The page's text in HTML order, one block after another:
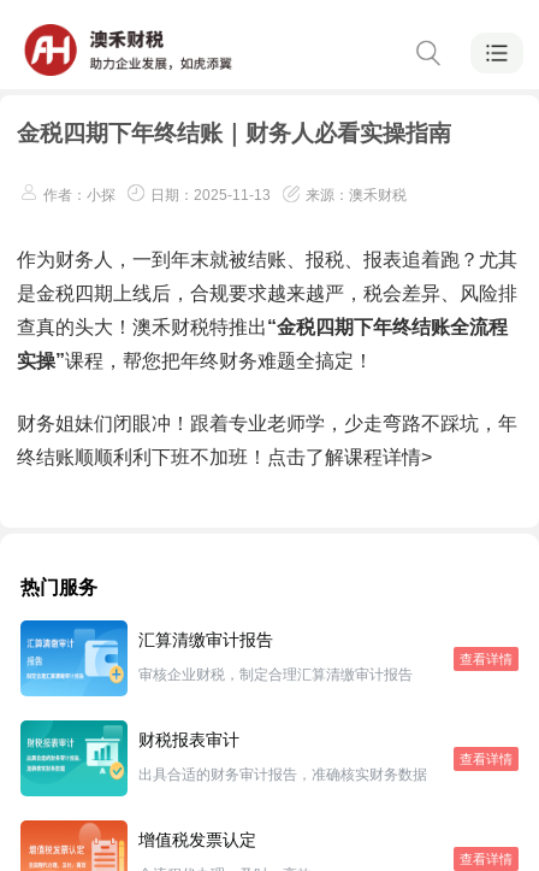
金税四期下年终结账｜财务人必看实操指南
作者：小探 日期：2025-11-13 来源：澳禾财税
作为财务人，一到年末就被结账、报税、报表追着跑？尤其
是金税四期上线后，合规要求越来越严，税会差异、风险排
查真的头大！澳禾财税特推出“金税四期下年终结账全流程
实操”课程，帮您把年终财务难题全搞定！
财务姐妹们闭眼冲！跟着专业老师学，少走弯路不踩坑，年
终结账顺顺利利下班不加班！点击了解课程详情>
热门服务
汇算清缴审计报告
审核企业财税，制定合理汇算清缴审计报告
查看详情
财税报表审计
出具合适的财务审计报告，准确核实财务数据
查看详情
增值税发票认定
查看详情